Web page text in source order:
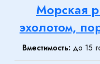
Морская
эхолотом,
Вместимость: до 15